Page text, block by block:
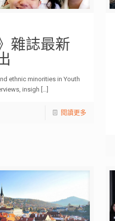
雜誌最新
ethnic minorities in Youth
insigh
閱讀更多